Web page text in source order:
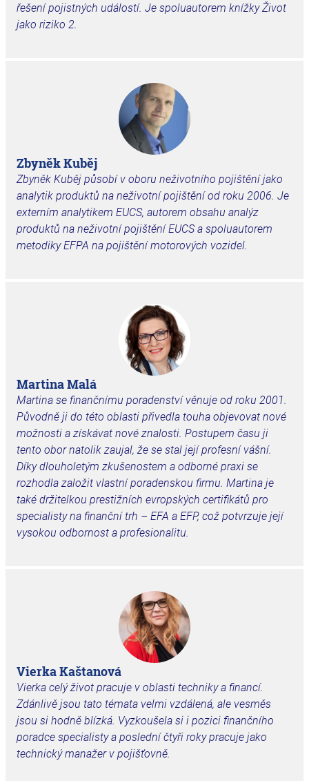
řešení pojistných událostí. Je spoluautorem knížky Život
jako riziko 2.
Zbyněk Kuběj
Zbyněk Kuběj působí v oboru neživotního pojištění jako
analytik produktů na neživotní pojištění od roku 2006. Je
externím analytikem EUCS, autorem obsahu analýz
produktů na neživotní pojištění EUCS a spoluautorem
metodiky EFPA na pojištění motorových vozidel.
Martina Malá
Martina se finančnímu poradenství věnuje od roku 2001.
Původně ji do této oblasti přivedla touha objevovat nové
možnosti a získávat nové znalosti. Postupem času ji
tento obor natolik zaujal, že se stal její profesní vášní.
Díky dlouholetým zkušenostem a odborné praxi se
rozhodla založit vlastní poradenskou firmu. Martina je
také držitelkou prestižních evropských certifikátů pro
specialisty na finanční trh – EFA a EFP, což potvrzuje její
vysokou odbornost a profesionalitu.
Vierka Kaštanová
Vierka celý život pracuje v oblasti techniky a financí.
Zdánlivě jsou tato témata velmi vzdálená, ale vesměs
jsou si hodně blízká. Vyzkoušela si i pozici finančního
poradce specialisty a poslední čtyři roky pracuje jako
technický manažer v pojišťovně.